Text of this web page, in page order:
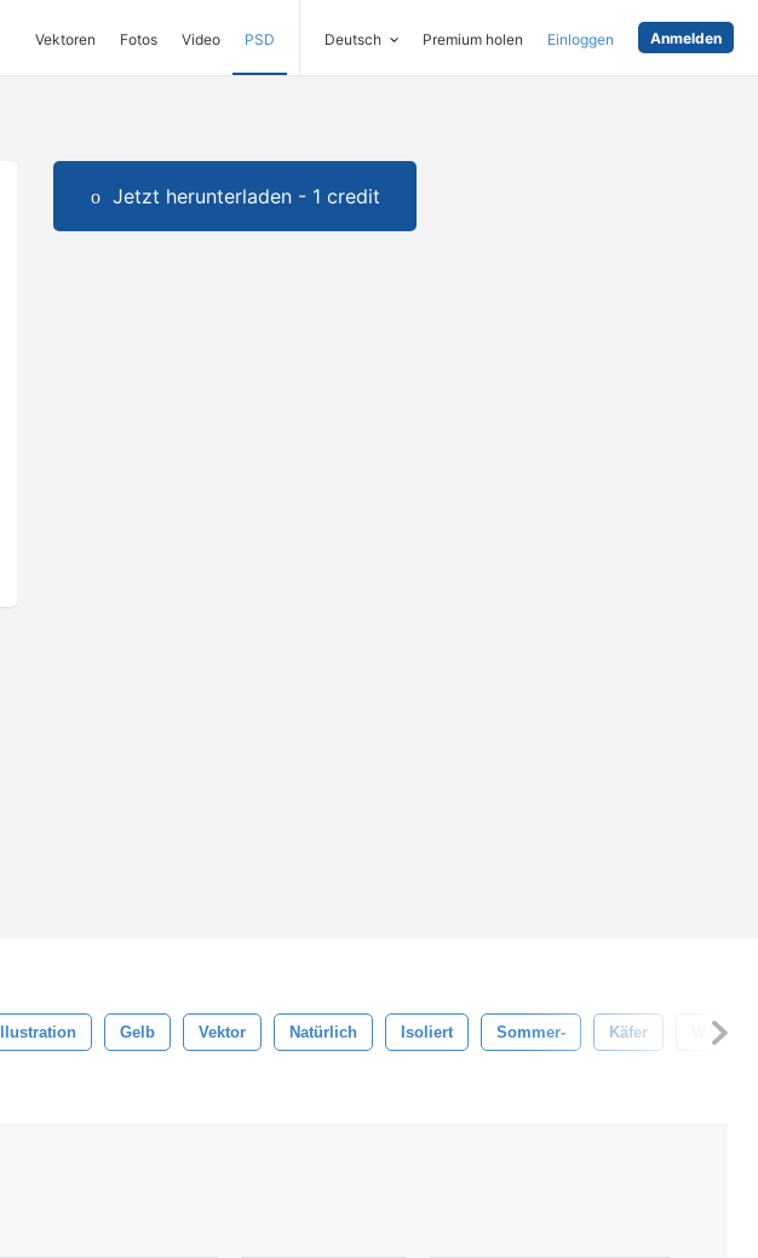
Vektoren Fotos Video PSD Deutsch Premium holen Einloggen Anmelden
Jetzt herunterladen - 1 credit
Illustration Gelb Vektor Natürlich Isoliert Sommer- Käfer Weiß